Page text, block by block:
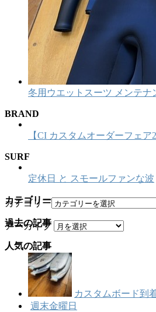
冬用ウエットスーツ メンテナ
BRAND
【CI カスタムオーダーフェア
SURF
定休日 と スモールファンな波
カテゴリー
カテゴリー
過去の記事
アーカイブ
人気の記事
カスタムボード到
週末金曜日